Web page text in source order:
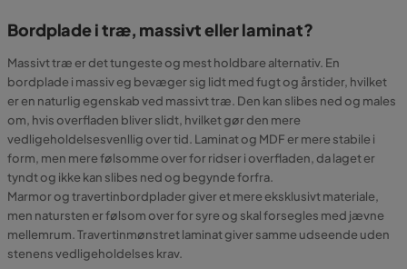
Bordplade i træ, massivt eller laminat?
Massivt træ er det tungeste og mest holdbare alternativ. En
bordplade i massiv eg bevæger sig lidt med fugt og årstider, hvilket
er en naturlig egenskab ved massivt træ. Den kan slibes ned og males
om, hvis overfladen bliver slidt, hvilket gør den mere
vedligeholdelsesvenllig over tid. Laminat og MDF er mere stabile i
form, men mere følsomme over for ridser i overfladen, da laget er
tyndt og ikke kan slibes ned og begynde forfra.
Marmor og travertinbordplader giver et mere eksklusivt materiale,
men natursten er følsom over for syre og skal forsegles med jævne
mellemrum. Travertinmønstret laminat giver samme udseende uden
stenens vedligeholdelses krav.